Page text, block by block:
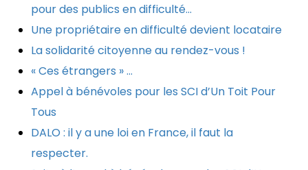
pour des publics en difficulté…
Une propriétaire en difficulté devient locataire
La solidarité citoyenne au rendez-vous !
« Ces étrangers » …
Appel à bénévoles pour les SCI d’Un Toit Pour
Tous
DALO : il y a une loi en France, il faut la
respecter.